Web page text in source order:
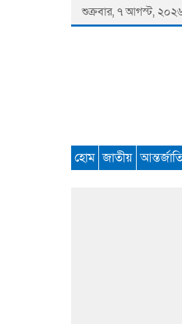
শুক্রবার, ৭ আগস্ট, ২০২৬
হোম জাতীয়